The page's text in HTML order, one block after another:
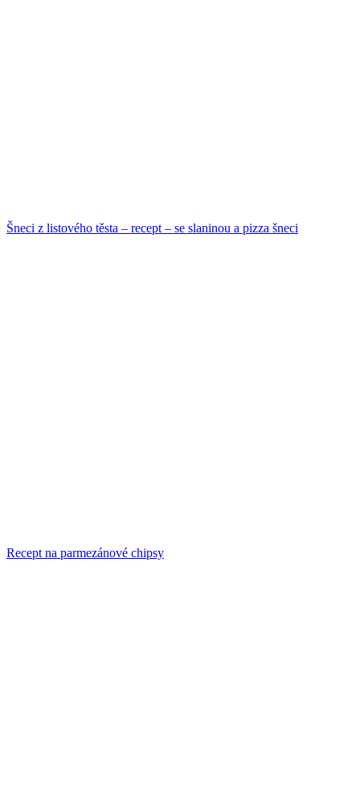
Šneci z listového těsta – recept – se slaninou a pizza šneci
Recept na parmezánové chipsy